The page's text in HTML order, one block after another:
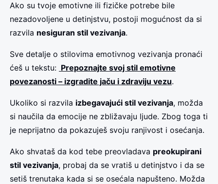
Ako su tvoje emotivne ili fizičke potrebe bile
nezadovoljene u detinjstvu, postoji mogućnost da si
razvila nesiguran stil vezivanja.
Sve detalje o stilovima emotivnog vezivanja pronaći
ćeš u tekstu: Prepoznajte svoj stil emotivne
povezanosti – izgradite jaču i zdraviju vezu.
Ukoliko si razvila izbegavajući stil vezivanja, možda
si naučila da emocije ne zbližavaju ljude. Zbog toga ti
je neprijatno da pokazuješ svoju ranjivost i osećanja.
Ako shvataš da kod tebe preovladava preokupirani
stil vezivanja, probaj da se vratiš u detinjstvo i da se
setiš trenutaka kada si se osećala napušteno. Možda